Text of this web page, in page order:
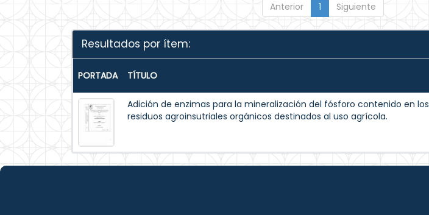
Anterior 1 Siguiente
Resultados por ítem:
PORTADA TÍTULO
Adición de enzimas para la mineralización del fósforo contenido en los
residuos agroinsutriales orgánicos destinados al uso agrícola.